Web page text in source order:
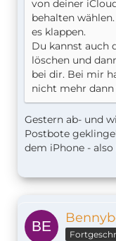
von deiner
behalten
es klappen.
Du kannst auch
löschen und
bei dir. Bei mir
nicht mehr
Gestern ab- und
Postbote
dem iPhone -